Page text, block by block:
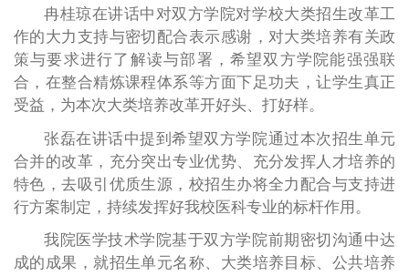
冉桂琼在讲话中对双方学院对学校大类招生改革工
作的大力支持与密切配合表示感谢，对大类培养有关政
策与要求进行了解读与部署，希望双方学院能强强联
合，在整合精炼课程体系等方面下足功夫，让学生真正
受益，为本次大类培养改革开好头、打好样。
张磊在讲话中提到希望双方学院通过本次招生单元
合并的改革，充分突出专业优势、充分发挥人才培养的
特色，去吸引优质生源，校招生办将全力配合与支持进
行方案制定，持续发挥好我校医科专业的标杆作用。
我院医学技术学院基于双方学院前期密切沟通中达
成的成果，就招生单元名称、大类培养目标、公共培养